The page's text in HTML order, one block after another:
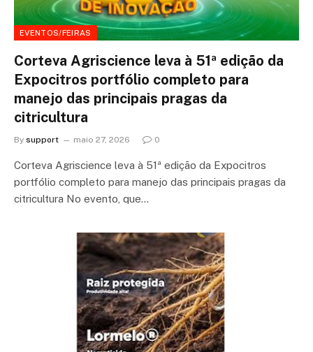
EVENTOS/FEIRAS
Corteva Agriscience leva à 51ª edição da
Expocitros portfólio completo para
manejo das principais pragas da
citricultura
By support maio 27, 2026 0
Corteva Agriscience leva à 51ª edição da Expocitros
portfólio completo para manejo das principais pragas da
citricultura No evento, que…